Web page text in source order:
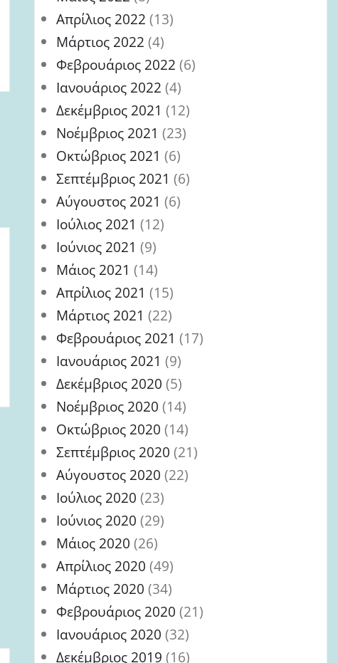
Απρίλιος 2022 (13)
Μάρτιος 2022 (4)
Φεβρουάριος 2022 (6)
Ιανουάριος 2022 (4)
Δεκέμβριος 2021 (12)
Νοέμβριος 2021 (23)
Οκτώβριος 2021 (6)
Σεπτέμβριος 2021 (6)
Αύγουστος 2021 (6)
Ιούλιος 2021 (12)
Ιούνιος 2021 (9)
Μάιος 2021 (14)
Απρίλιος 2021 (15)
Μάρτιος 2021 (22)
Φεβρουάριος 2021 (17)
Ιανουάριος 2021 (9)
Δεκέμβριος 2020 (5)
Νοέμβριος 2020 (14)
Οκτώβριος 2020 (14)
Σεπτέμβριος 2020 (21)
Αύγουστος 2020 (22)
Ιούλιος 2020 (23)
Ιούνιος 2020 (29)
Μάιος 2020 (26)
Απρίλιος 2020 (49)
Μάρτιος 2020 (34)
Φεβρουάριος 2020 (21)
Ιανουάριος 2020 (32)
Δεκέμβριος 2019 (16)